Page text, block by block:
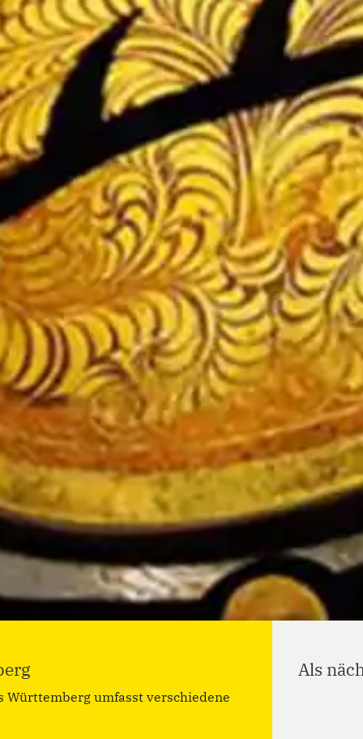
Württemberg 200 jähriges
Als